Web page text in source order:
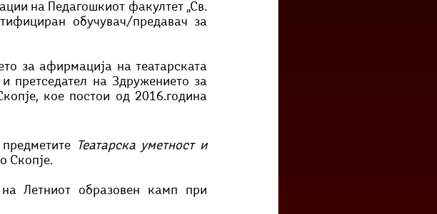
на Педагошкиот факултет „Св.
обучувач/предавач за
за афирмација на театарската
претседател на Здружението за
кое постои од 2016.година
Театарска уметност и
Скопје.
Летниот образовен камп при